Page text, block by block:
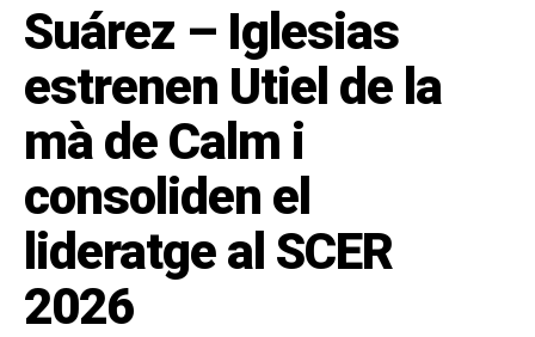
Suárez – Iglesias
estrenen Utiel de la
mà de Calm i
consoliden el
lideratge al SCER
2026